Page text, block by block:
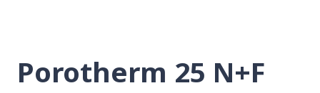
Porotherm 25 N+F